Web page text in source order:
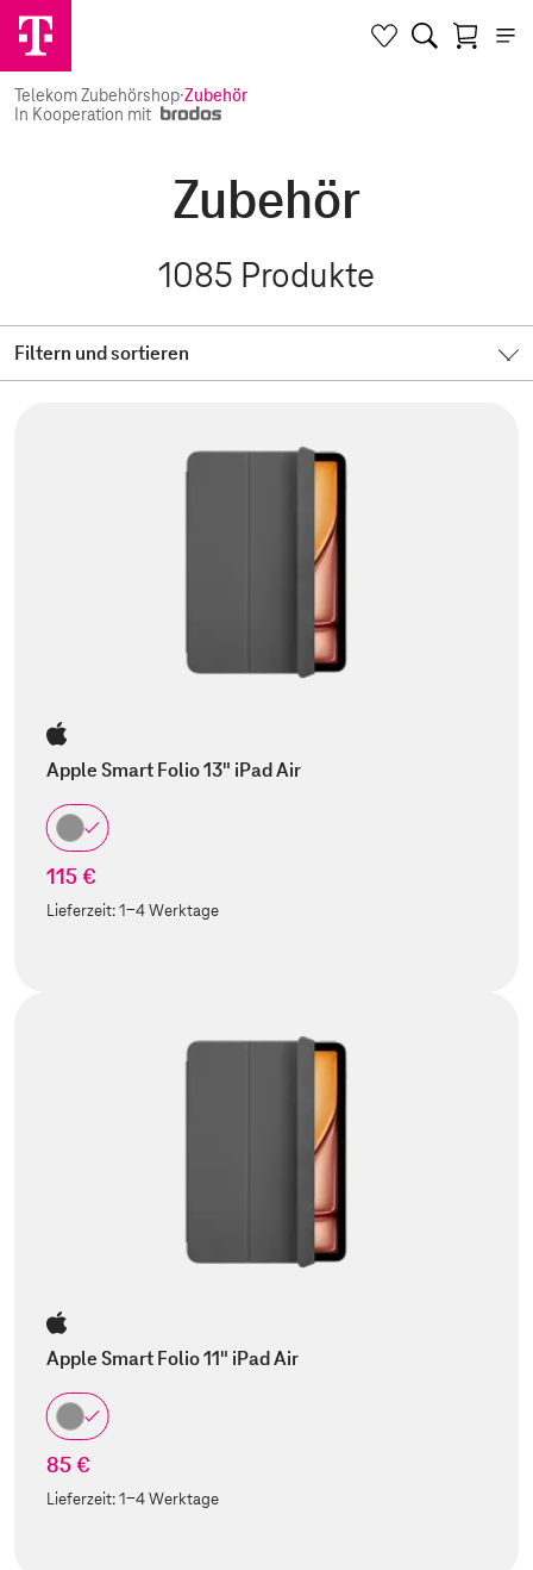
Telekom Zubehörshop·Zubehör
In Kooperation mit
Zubehör
1085 Produkte
Filtern und sortieren
Apple Smart Folio 13" iPad Air
115 €
Lieferzeit:1-4 Werktage
Apple Smart Folio 11" iPad Air
85 €
Lieferzeit:1-4 Werktage